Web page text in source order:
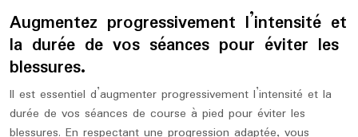
Augmentez progressivement l’intensité et
la durée de vos séances pour éviter les
blessures.
Il est essentiel d’augmenter progressivement l’intensité et la
durée de vos séances de course à pied pour éviter les
blessures. En respectant une progression adaptée, vous